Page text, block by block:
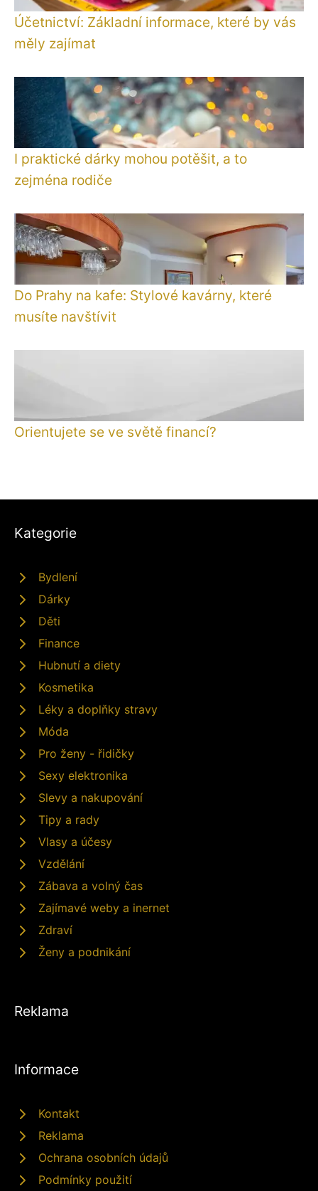
Účetnictví: Základní informace, které by vás
měly zajímat
I praktické dárky mohou potěšit, a to
zejména rodiče
Do Prahy na kafe: Stylové kavárny, které
musíte navštívit
Orientujete se ve světě financí?
Kategorie
Bydlení
Dárky
Děti
Finance
Hubnutí a diety
Kosmetika
Léky a doplňky stravy
Móda
Pro ženy - řidičky
Sexy elektronika
Slevy a nakupování
Tipy a rady
Vlasy a účesy
Vzdělání
Zábava a volný čas
Zajímavé weby a inernet
Zdraví
Ženy a podnikání
Reklama
Informace
Kontakt
Reklama
Ochrana osobních údajů
Podmínky použití